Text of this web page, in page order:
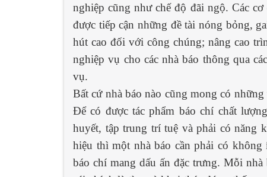
nghiệp cũng như chế độ đãi ngộ. Các
được tiếp cận những đề tài nóng bỏng,
hút cao đối với công chúng; nâng cao
nghiệp vụ cho các nhà báo thông qua
vụ.
Bất cứ nhà báo nào cũng mong có
Để có được tác phẩm báo chí chất
huyết, tập trung trí tuệ và phải có năng
hiệu thì một nhà báo cần phải có không
báo chí mang dấu ấn đặc trưng. Mỗi